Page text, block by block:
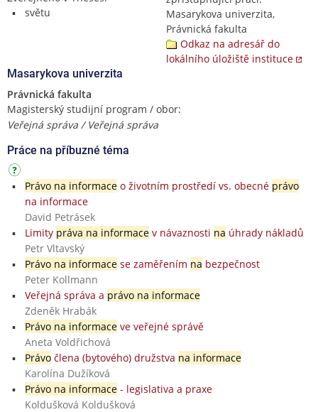
světu
Masarykova univerzita,
Právnická fakulta
Odkaz na adresář do
lokálního úložiště instituce
Masarykova univerzita
Právnická fakulta
Magisterský studijní program / obor:
Veřejná správa / Veřejná správa
Práce na příbuzné téma
Právo na informaceo životním prostředí vs. obecné právo
na informace
David Petrásek
Limity práva na informacev návaznosti na úhrady nákladů
Petr Vltavský
Právo na informacese zaměřením na bezpečnost
Peter Kollmann
Veřejná správa a právo na informace
Zdeněk Hrabák
Právo na informaceve veřejné správě
Aneta Voldřichová
Právočlena (bytového) družstva na informace
Karolína Dužíková
Právo na informace- legislativa a praxe
Koldušková Koldušková